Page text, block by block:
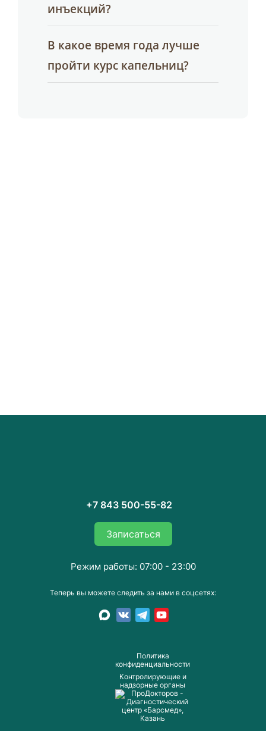
инъекций?
В какое время года лучше
пройти курс капельниц?
Пoлитика
конфиденциальности
Контролирующие и
надзорные органы
+7 843 500-55-82
Записаться
Теперь вы можете следить за нами в соцсетях:
Режим работы: 07:00 - 23:00